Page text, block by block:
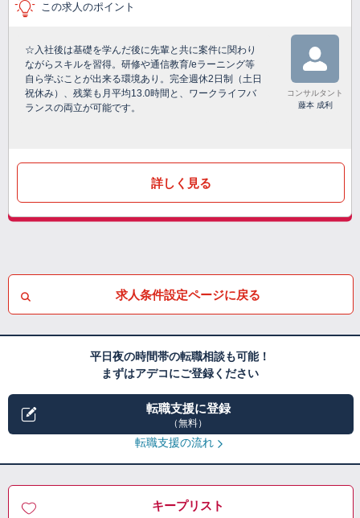
この求人のポイント
☆入社後は基礎を学んだ後に先輩と共に案件に関わり
ながらスキルを習得。研修や通信教育/eラーニング等
自ら学ぶことが出来る環境あり。完全週休2日制（土日
祝休み）、残業も月平均13.0時間と、ワークライフバ
ランスの両立が可能です。
コンサルタント
藤本 成利
詳しく見る
求人条件設定ページに戻る
平日夜の時間帯の転職相談も可能！
まずはアデコにご登録ください
転職支援に登録
（無料）
転職支援の流れ
キープリスト